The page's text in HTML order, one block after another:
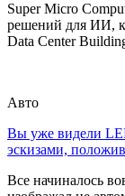
Super Micro
решений для ИИ,
Data Center
Авто
Вы уже видели
эскизами,
Все начиналось